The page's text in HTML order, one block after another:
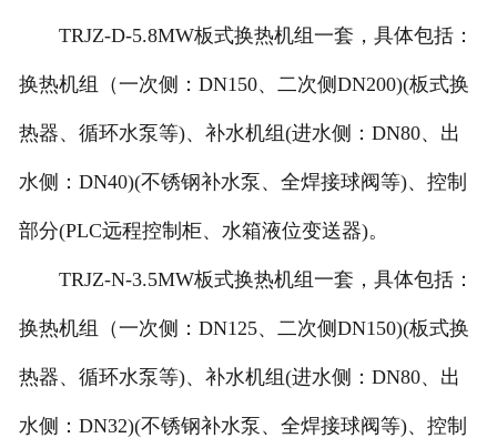
TRJZ-D-5.8MW板式换热机组一套，具体包括：
换热机组（一次侧：DN150、二次侧DN200)(板式换
热器、循环水泵等)、补水机组(进水侧：DN80、出
水侧：DN40)(不锈钢补水泵、全焊接球阀等)、控制
部分(PLC远程控制柜、水箱液位变送器)。
TRJZ-N-3.5MW板式换热机组一套，具体包括：
换热机组（一次侧：DN125、二次侧DN150)(板式换
热器、循环水泵等)、补水机组(进水侧：DN80、出
水侧：DN32)(不锈钢补水泵、全焊接球阀等)、控制